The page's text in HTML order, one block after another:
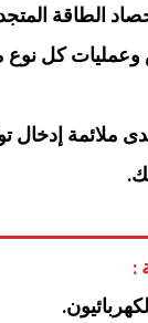
الطاقة
كل نوع
إدخال
: